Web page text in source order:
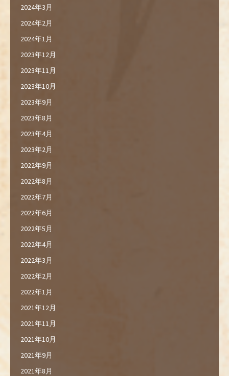
2024年3月
2024年2月
2024年1月
2023年12月
2023年11月
2023年10月
2023年9月
2023年8月
2023年4月
2023年2月
2022年9月
2022年8月
2022年7月
2022年6月
2022年5月
2022年4月
2022年3月
2022年2月
2022年1月
2021年12月
2021年11月
2021年10月
2021年9月
2021年8月